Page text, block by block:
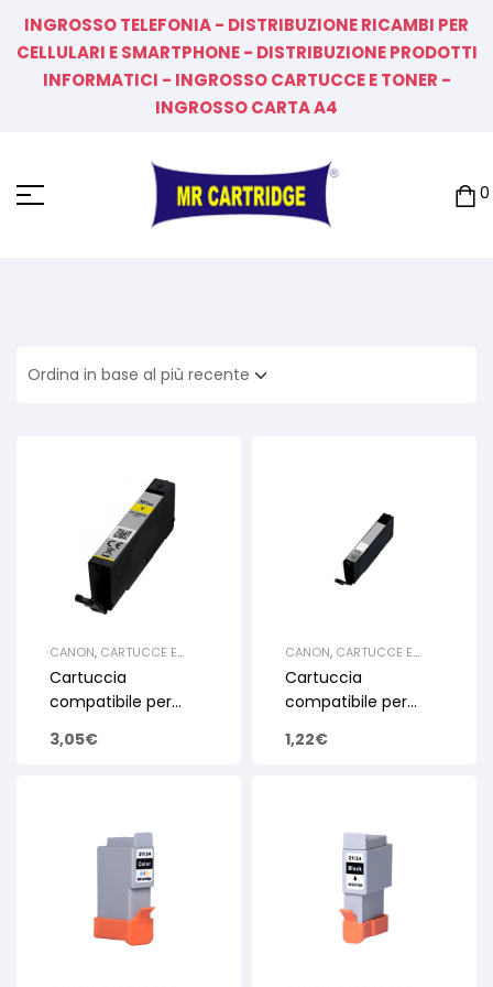
INGROSSO TELEFONIA - DISTRIBUZIONE RICAMBI PER
CELLULARI E SMARTPHONE - DISTRIBUZIONE PRODOTTI
INFORMATICI - INGROSSO CARTUCCE E TONER -
INGROSSO CARTA A4
0
CANON, CARTUCCE E
CARTUCCE INKJET
SERBATOIO
Cartuccia
compatibile per
Yellow Con Chip
3,05€
CANON, CARTUCCE E
CARTUCCE INKJET
SERBATOIO
Cartuccia
compatibile per
Pixma
1,22€